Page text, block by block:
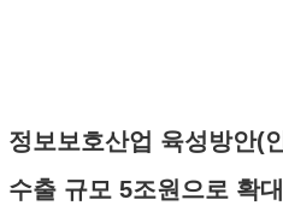
정보보호산업 육성방안(
수출 규모 5조원으로 확